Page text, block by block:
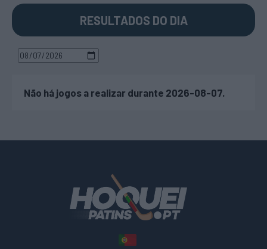
RESULTADOS DO DIA
Não há jogos a realizar durante 2026-08-07.